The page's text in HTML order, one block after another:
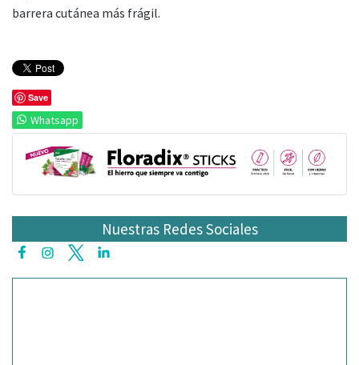
barrera cutánea más frágil.
Save
Whatsapp
Nuestras Redes Sociales